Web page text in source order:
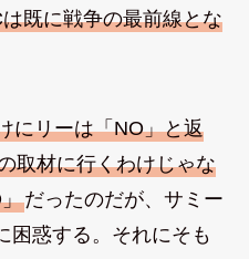
既に戦争の最前線とな
にリーは「NO」と返
取材に行くわけじゃな
だったのだが、サミー
困惑する。それにそも